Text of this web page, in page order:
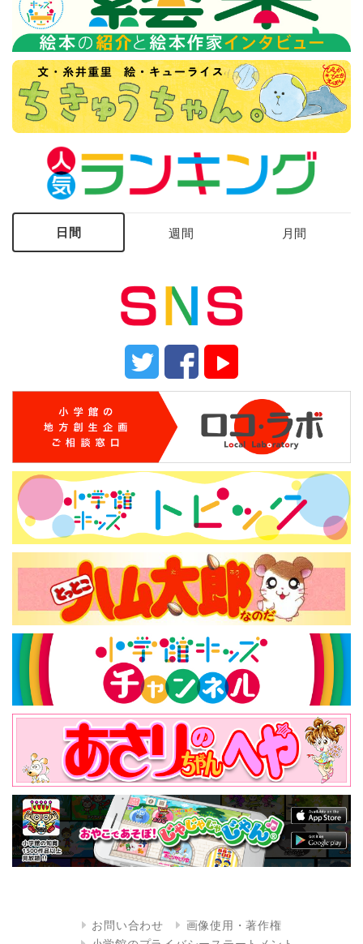
日間 週間 月間
お問い合わせ
画像使用・著作権